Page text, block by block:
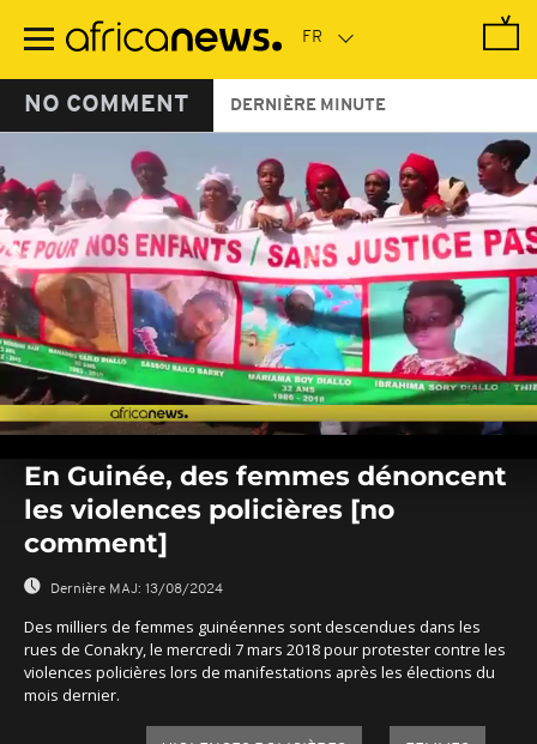
contenu
NO COMMENT DERNIÈRE MINUTE
seconds
seconds
En Guinée, des femmes dénoncent
les violences policières [no
comment]
Dernière MAJ: 13/08/2024
Des milliers de femmes guinéennes sont descendues dans les
rues de Conakry, le mercredi 7 mars 2018 pour protester contre les
violences policières lors de manifestations après les élections du
mois dernier.